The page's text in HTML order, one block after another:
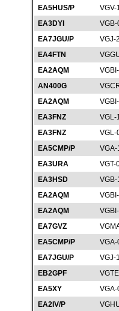
EA5HUS/P
VGV-
EA3DYI
EA7JGU/P
VGJ-
EA4FTN
EA2AQM
AN400G
EA2AQM
EA3FNZ
VGL-
EA3FNZ
VGL-
EA5CMP/P
EA3URA
VGT-
EA3HSD
EA2AQM
EA2AQM
EA7GVZ
EA5CMP/P
EA7JGU/P
VGJ-
EB2GPF
EA5XY
EA2IV/P